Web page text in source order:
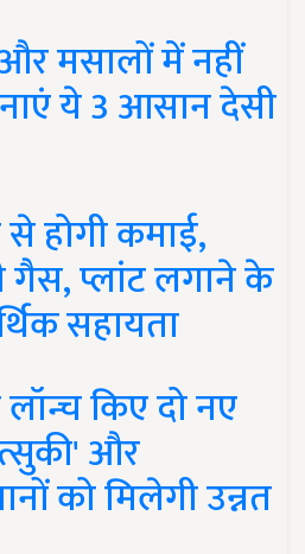
मसालों में नहीं
ये 3 आसान देसी
होगी कमाई,
गैस, प्लांट लगाने के
सहायता
किए दो नए
और
को मिलेगी उन्नत